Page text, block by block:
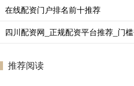
在线配资门户排名前十推荐
四川配资网_正规配资平台推荐_门
推荐阅读